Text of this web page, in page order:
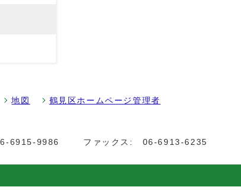
地図
鶴見区ホームページ管理者
6915-9986 ファックス: 06-6913-6235